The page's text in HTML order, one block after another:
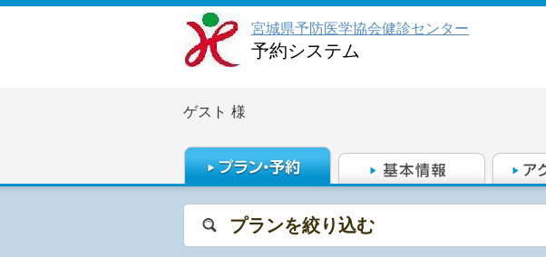
宮城県予防医学協会健診センター
予約システム
ゲスト 様
プランを絞り込む